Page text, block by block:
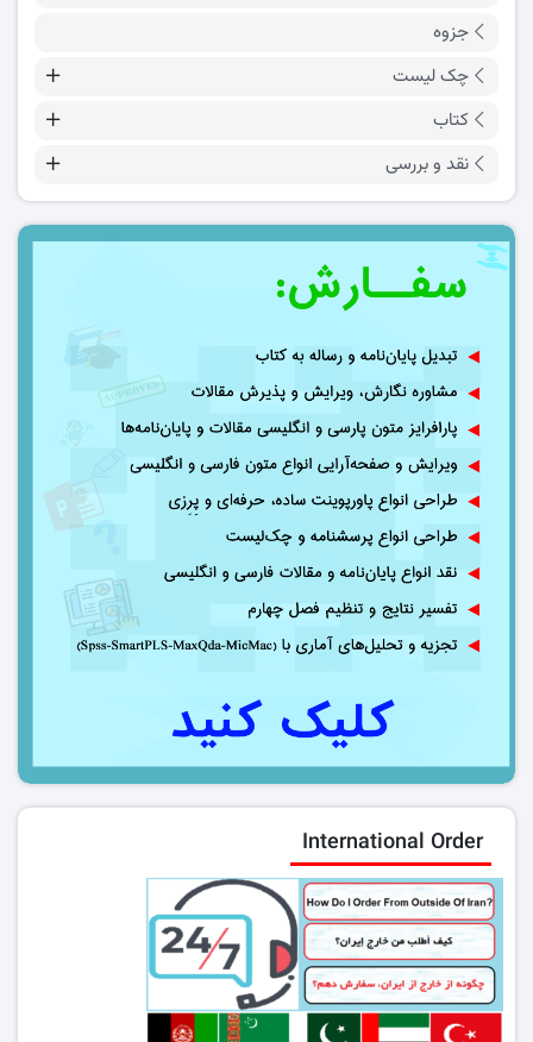
جزوه
چک لیست
کتاب
نقد و بررسی
International Order